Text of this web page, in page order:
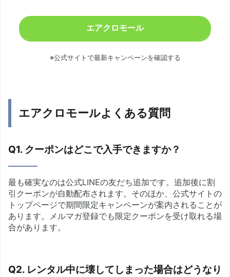
エアクロモール
※公式サイトで最新キャンペーンを確認する
エアクロモールよくある質問
Q1. クーポンはどこで入手できますか？
最も確実なのは公式LINEの友だち追加です。追加後に割
引クーポンが自動配布されます。そのほか、公式サイトの
トップページで期間限定キャンペーンが案内されることが
あります。メルマガ登録でも限定クーポンを受け取れる場
合があります。
Q2. レンタル中に壊してしまった場合はどうなり